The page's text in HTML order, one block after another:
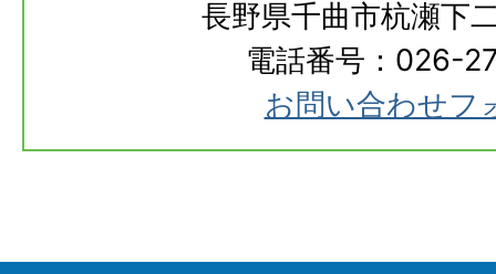
長野県千曲市杭瀬下
電話番号：026-
お問い合わせフ